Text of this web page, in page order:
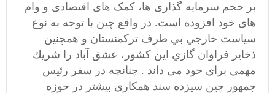
بر حجم سرمایه گذاری ها، کمک های اقتصادی و وام
های خود افزوده است. در واقع چين با توجه به نوع
سياست خارجي بي طرف تركمنستان و همچنين
ذخاير فراوان گازي اين كشور، عشق آباد را شريك
مهمي براي خود می داند . چنانچه در سفر رئيس
جمهور چين سيزده سند همكاري بيشتر در حوزه